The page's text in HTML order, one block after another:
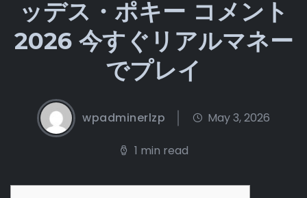
ッデス・ポキー コメント
2026 今すぐリアルマネー
でプレイ
wpadminerlzp May 3, 2026
1 min read